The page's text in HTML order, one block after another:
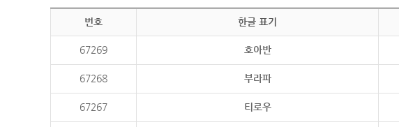
번호 한글 표기
67269 호아반
67268 부라파
67267 티로우